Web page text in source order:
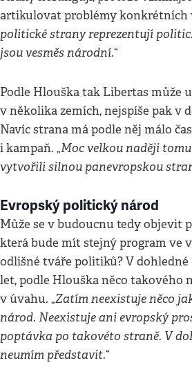
artikulovat problémy konkrétních
politické strany reprezentují
jsou vesměs národní.“
Podle Hlouška tak Libertas může
v několika zemích, nejspíše pak v
Navíc strana má podle něj málo
i kampaň. „Moc velkou naději
vytvořili silnou panevropskou
Evropský politický národ
Může se v budoucnu tedy objevit
která bude mít stejný program ve
odlišné tváře politiků? V dohledné
let, podle Hlouška něco takového
v úvahu. „Zatím neexistuje něco
národ. Neexistuje ani evropský
poptávka po takovéto straně. V
neumím představit.“